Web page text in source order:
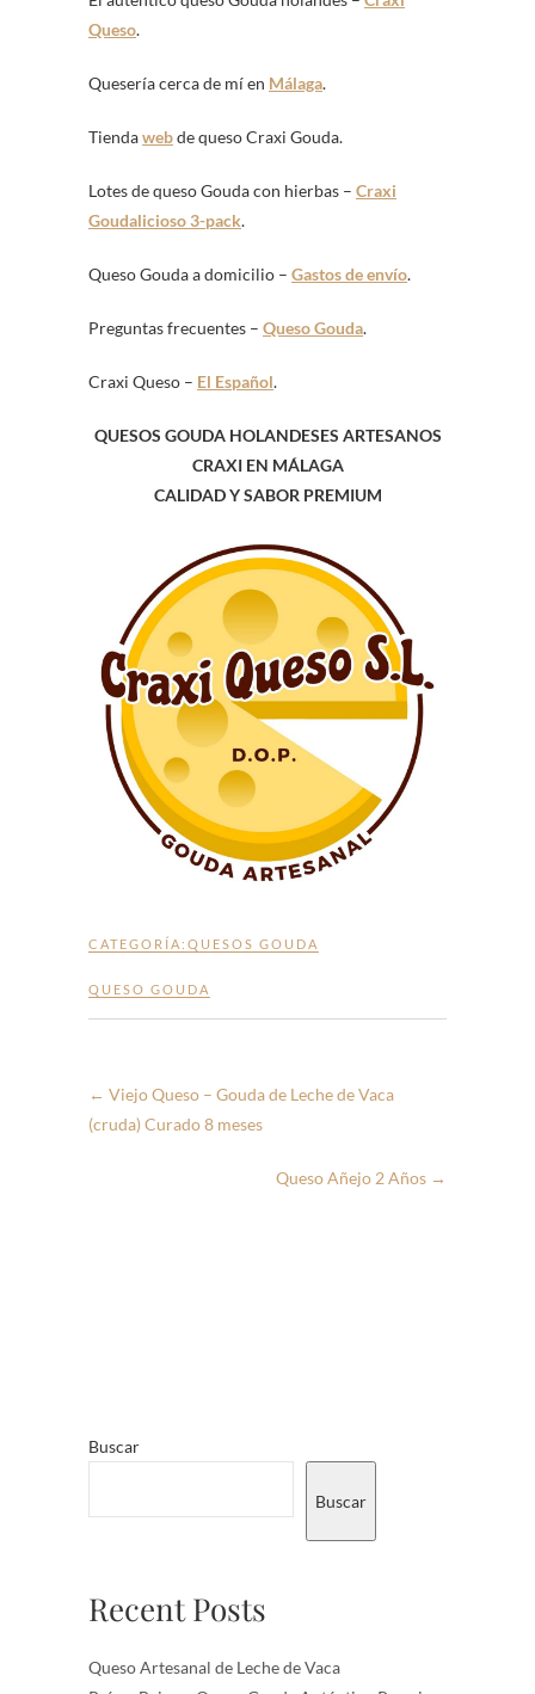
Queso.
Quesería cerca de mí en Málaga.
Tiendawebde queso Craxi Gouda.
Lotes de queso Gouda con hierbas – Craxi
Goudalicioso 3-pack.
Queso Gouda a domicilio – Gastos de envío.
Preguntas frecuentes – Queso Gouda.
Craxi Queso – El Español.
QUESOS GOUDA HOLANDESES ARTESANOS
CRAXI EN MÁLAGA
CALIDAD Y SABOR PREMIUM
CATEGORÍA: QUESOS GOUDA
QUESO GOUDA
← Viejo Queso – Gouda de Leche de Vaca
(cruda) Curado 8 meses
Queso Añejo 2 Años →
Buscar
Buscar
Recent Posts
Queso Artesanal de Leche de Vaca